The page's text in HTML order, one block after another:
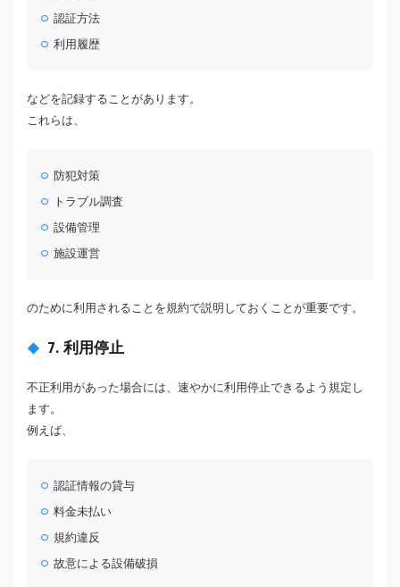
認証方法
利用履歴
などを記録することがあります。
これらは、
防犯対策
トラブル調査
設備管理
施設運営
のために利用されることを規約で説明しておくことが重要です。
7. 利用停止
不正利用があった場合には、速やかに利用停止できるよう規定し
ます。
例えば、
認証情報の貸与
料金未払い
規約違反
故意による設備破損